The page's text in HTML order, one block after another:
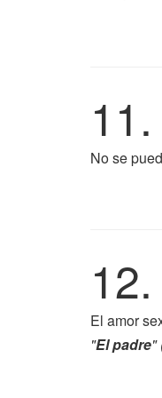
11.
No se
12.
El amor
"El padre"